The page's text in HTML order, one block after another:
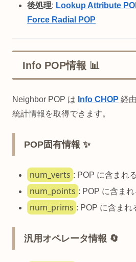
後処理: Lookup Attribute
Force Radial POP
Info POP情報 📊
Neighbor POP は Info CHOP 経
統計情報を取得できます。
POP固有情報 ✨
num_verts : POP に含まれ
num_points : POP に含ま
num_prims : POP に含まれ
汎用オペレータ情報 🔄